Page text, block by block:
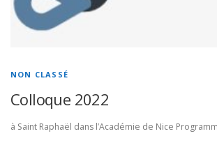
NON CLASSÉ
Colloque 2022
à Saint Raphaël dans l’Académie de Nice